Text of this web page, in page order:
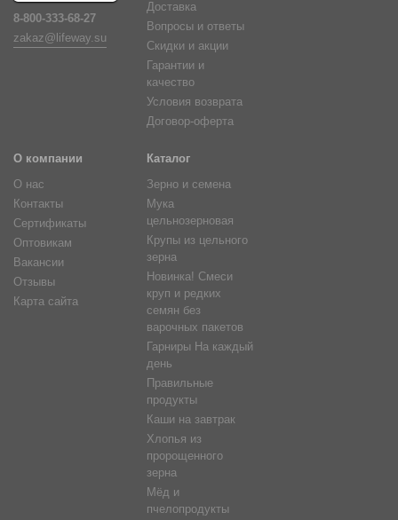
8-800-333-68-27
zakaz@lifeway.su
Доставка
Вопросы и ответы
Скидки и акции
Гарантии и
качество
Условия возврата
Договор-оферта
О компании
О нас
Контакты
Сертификаты
Оптовикам
Вакансии
Отзывы
Карта сайта
Каталог
Зерно и семена
Мука
цельнозерновая
Крупы из цельного
зерна
Новинка! Смеси
круп и редких
семян без
варочных пакетов
Гарниры На каждый
день
Правильные
продукты
Каши на завтрак
Хлопья из
пророщенного
зерна
Мёд и
пчелопродукты